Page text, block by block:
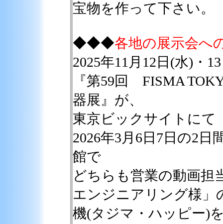
宝物を作って下さい。
◆◆◆各地の展示会へ
2025年11月12日(水)・
『第59回 FISMA
器展』が、
東京ビックサイトにて
2026年3月6日7日の2
館で
どちらも営業の動画担
エンジニアリング様」
機(タジマ・ハッピー)